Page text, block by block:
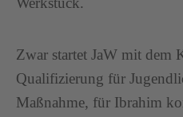
Zwar startet JaW mit dem
Qualifizierung für
Maßnahme, für Ibrahim